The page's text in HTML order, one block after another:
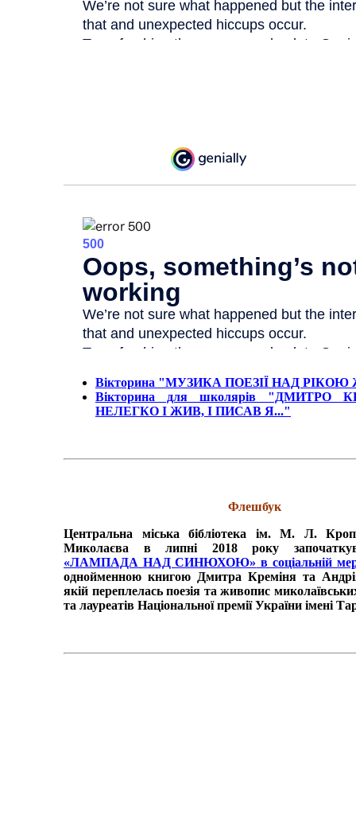
Вікторина "МУЗИКА ПОЕЗІЇ НАД
Вікторина для школярів "ДМИТРО
НЕЛЕГКО І ЖИВ, І ПИСАВ Я..."
Флешбук
Центральна міська бібліотека ім. М. Л.
Миколаєва в липні 2018 року
«ЛАМПАДА НАД СИНЮХОЮ» в соціальній
однойменною книгою Дмитра Креміня та
якій переплелась поезія та живопис
та лауреатів Національної премії України імені